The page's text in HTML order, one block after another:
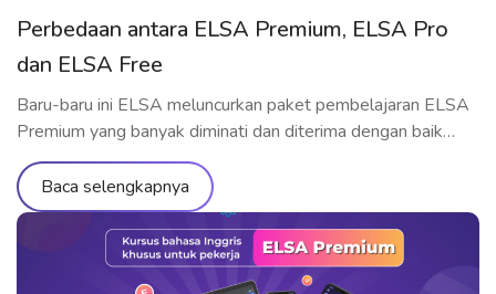
Perbedaan antara ELSA Premium, ELSA Pro
dan ELSA Free
Baru-baru ini ELSA meluncurkan paket pembelajaran ELSA
Premium yang banyak diminati dan diterima dengan baik
oleh para pelajar.
Baca selengkapnya